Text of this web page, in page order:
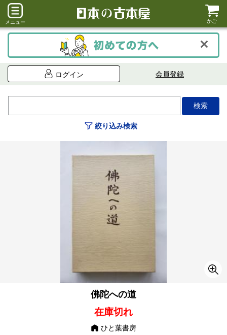
メニュー かご
ログイン 会員登録
絞り込み検索
佛陀への道
在庫切れ
ひと葉書房